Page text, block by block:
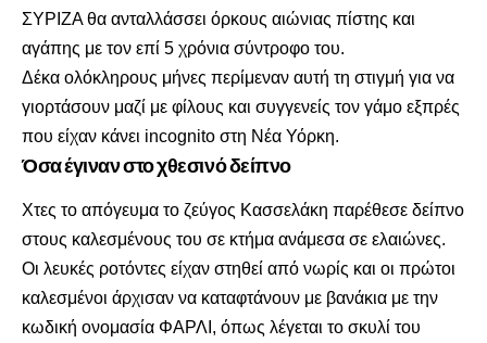
ΣΥΡΙΖΑ θα ανταλλάσσει όρκους αιώνιας πίστης και
αγάπης με τον επί 5 χρόνια σύντροφο του.
Δέκα ολόκληρους μήνες περίμεναν αυτή τη στιγμή για να
γιορτάσουν μαζί με φίλους και συγγενείς τον γάμο εξπρές
που είχαν κάνει incognito στη Νέα Υόρκη.
Όσα έγιναν στο χθεσινό δείπνο
Χτες το απόγευμα το ζεύγος Κασσελάκη παρέθεσε δείπνο
στους καλεσμένους του σε κτήμα ανάμεσα σε ελαιώνες.
Οι λευκές ροτόντες είχαν στηθεί από νωρίς και οι πρώτοι
καλεσμένοι άρχισαν να καταφτάνουν με βανάκια με την
κωδική ονομασία ΦΑΡΛΙ, όπως λέγεται το σκυλί του